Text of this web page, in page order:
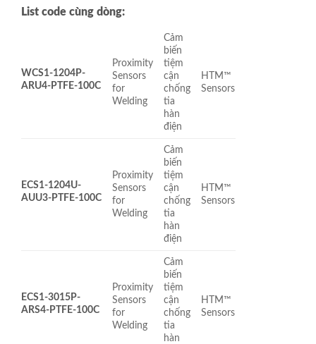
List code cùng dòng:
WCS1-1204P-
ARU4-PTFE-100C
Proximity
Sensors
for
Welding
Cảm
biến
tiệm
cận
chống
tia
hàn
điện
HTM™
Sensors
ECS1-1204U-
AUU3-PTFE-100C
Proximity
Sensors
for
Welding
Cảm
biến
tiệm
cận
chống
tia
hàn
điện
HTM™
Sensors
ECS1-3015P-
ARS4-PTFE-100C
Proximity
Sensors
for
Welding
Cảm
biến
tiệm
cận
chống
tia
hàn
HTM™
Sensors